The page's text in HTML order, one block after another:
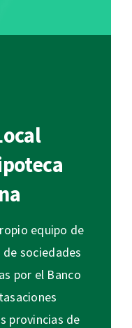
equipo de
sociedades
por el Banco
provincias de